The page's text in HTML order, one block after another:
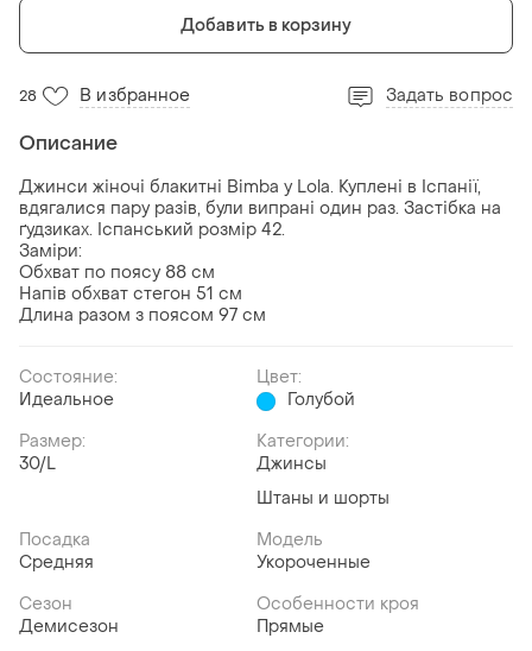
Добавить в корзину
28 В избранное Задать вопрос
Описание
Джинси жіночі блакитні Bimba y Lola. Куплені в Іспанії,
вдягалися пару разів, були випрані один раз. Застібка на
ґудзиках. Іспанський розмір 42.
Заміри:
Обхват по поясу 88 см
Напів обхват стегон 51 см
Длина разом з поясом 97 см
Состояние:
Идеальное
Цвет:
Голубой
Размер:
30/L
Категории:
Джинсы
Штаны и шорты
Посадка
Средняя
Модель
Укороченные
Сезон
Демисезон
Особенности кроя
Прямые